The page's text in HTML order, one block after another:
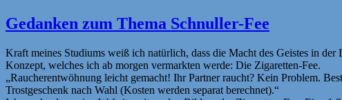
Gedanken zum Thema Schnuller-Fee
Kraft meines Studiums weiß ich natürlich, dass die Macht des Geistes in
Konzept, welches ich ab morgen vermarkten werde: Die Zigaretten-Fee.
„Raucherentwöhnung leicht gemacht! Ihr Partner raucht? Kein Problem.
Trostgeschenk nach Wahl (Kosten werden separat berechnet).“